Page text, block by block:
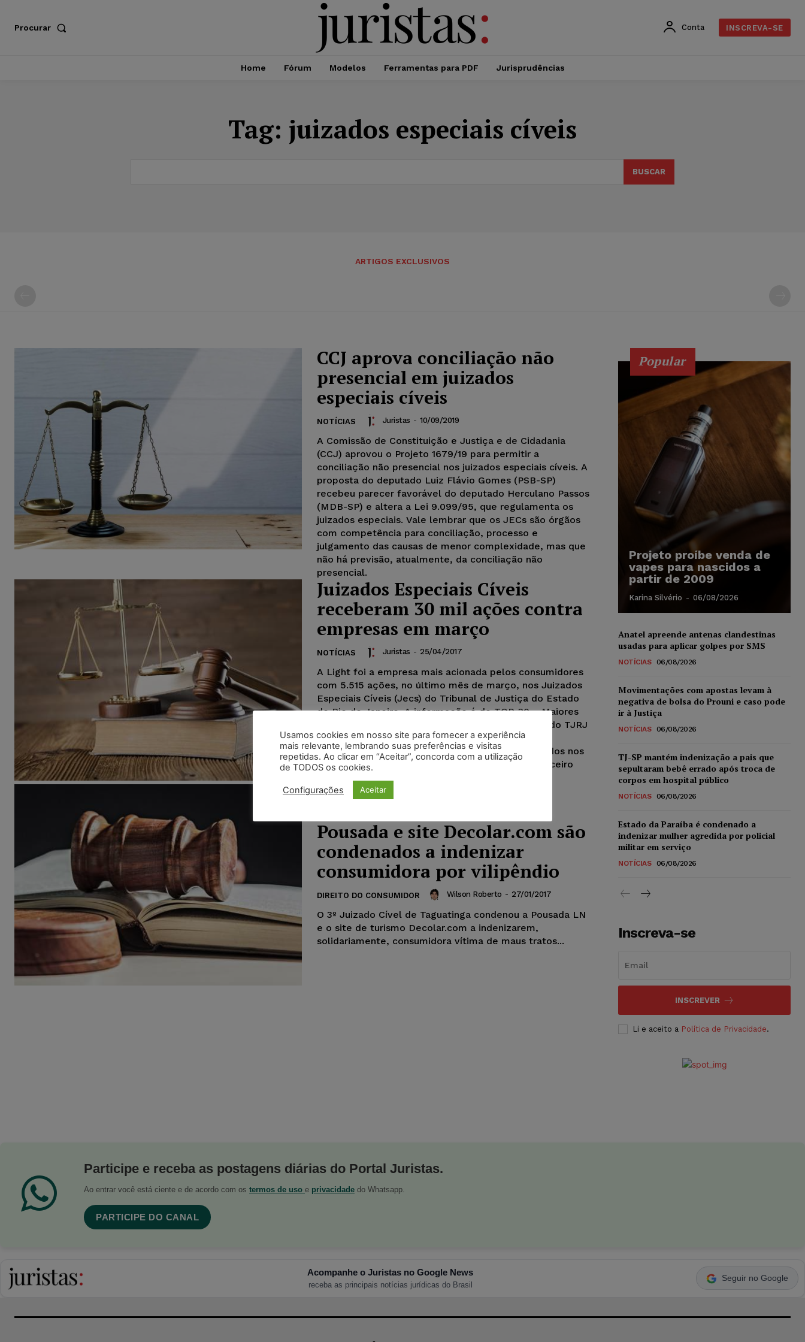
Procurar Conta INSCREVA-SE
Home Fórum Modelos Ferramentas para PDF Jurisprudências
Tag: juizados especiais cíveis
BUSCAR
ARTIGOS EXCLUSIVOS
CCJ aprova conciliação não
presencial em juizados
especiais cíveis
NOTÍCIAS Juristas - 10/09/2019
A Comissão de Constituição e Justiça e de Cidadania
(CCJ) aprovou o Projeto 1679/19 para permitir a
conciliação não presencial nos juizados especiais cíveis. A
proposta do deputado Luiz Flávio Gomes (PSB-SP)
recebeu parecer favorável do deputado Herculano Passos
(MDB-SP) e altera a Lei 9.099/95, que regulamenta os
juizados especiais. Vale lembrar que os JECs são órgãos
com competência para conciliação, processo e
julgamento das causas de menor complexidade, mas que
não há previsão, atualmente, da conciliação não
presencial.
Juizados Especiais Cíveis
receberam 30 mil ações contra
empresas em março
NOTÍCIAS Juristas - 25/04/2017
A Light foi a empresa mais acionada pelos consumidores
com 5.515 ações, no último mês de março, nos Juizados
Especiais Cíveis (Jecs) do Tribunal de Justiça do Estado
do Rio de Janeiro. A informação é do TOP-30 – Maiores
Litigantes, que é publicado mensalmente no site do TJRJ
e reúne as 30 empresas que lideram o ranking de
fornecedores de produtos e serviços mais acionados nos
Jecs. As empresas listadas pelo TOP 30 neste terceiro
Pousada e site Decolar.com são
condenados a indenizar
consumidora por vilipêndio
DIREITO DO CONSUMIDOR Wilson Roberto - 27/01/2017
O 3º Juizado Cível de Taguatinga condenou a Pousada LN
e o site de turismo Decolar.com a indenizarem,
solidariamente, consumidora vítima de maus tratos...
Popular
Projeto proíbe venda de
vapes para nascidos a
partir de 2009
Karina Silvério - 06/08/2026
Anatel apreende antenas clandestinas
usadas para aplicar golpes por SMS
NOTÍCIAS 06/08/2026
Movimentações com apostas levam à
negativa de bolsa do Prouni e caso pode
ir à Justiça
NOTÍCIAS 06/08/2026
TJ-SP mantém indenização a pais que
sepultaram bebê errado após troca de
corpos em hospital público
NOTÍCIAS 06/08/2026
Estado da Paraíba é condenado a
indenizar mulher agredida por policial
militar em serviço
NOTÍCIAS 06/08/2026
Inscreva-se
INSCREVER
Li e aceito a Política de Privacidade.
Participe e receba as postagens diárias do Portal Juristas.
Ao entrar você está ciente e de acordo com os termos de uso e privacidade do Whatsapp.
PARTICIPE DO CANAL
Acompanhe o Juristas no Google News
receba as principais notícias jurídicas do Brasil
Seguir no Google
Usamos cookies em nosso site para fornecer a experiência
mais relevante, lembrando suas preferências e visitas
repetidas. Ao clicar em “Aceitar”, concorda com a utilização
de TODOS os cookies.
Configurações Aceitar